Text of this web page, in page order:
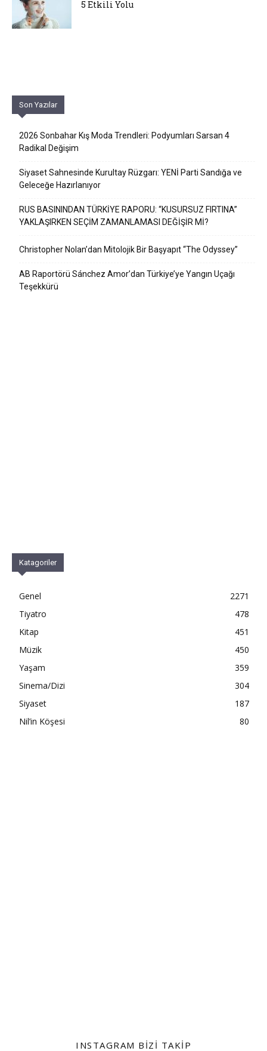
5 Etkili Yolu
Son Yazılar
2026 Sonbahar Kış Moda Trendleri: Podyumları Sarsan 4
Radikal Değişim
Siyaset Sahnesinde Kurultay Rüzgarı: YENİ Parti Sandığa ve
Geleceğe Hazırlanıyor
RUS BASININDAN TÜRKİYE RAPORU: “KUSURSUZ FIRTINA”
YAKLAŞIRKEN SEÇİM ZAMANLAMASI DEĞİŞİR Mİ?
Christopher Nolan’dan Mitolojik Bir Başyapıt “The Odyssey”
AB Raportörü Sánchez Amor’dan Türkiye’ye Yangın Uçağı
Teşekkürü
Katagoriler
Genel
2271
Tiyatro
478
Kitap
451
Müzik
450
Yaşam
359
Sinema/Dizi
304
Siyaset
187
Nil’in Köşesi
80
INSTAGRAM BIZI TAKIP